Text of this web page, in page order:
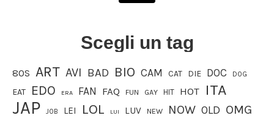
Scegli un tag
80S ART AVI BAD BIO CAM CAT DIE DOC DOG
EAT EDO ERA FAN FAQ FUN GAY HIT HOT ITA
JAP JOB LEI LOL LUI LUV NEW NOW OLD OMG